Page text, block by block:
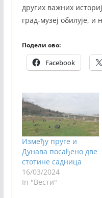
других важних
град-музеј обилује,
Подели ово:
Facebook
Између пруге и
Дунава посађено две
стотине садница
16/03/2024
In "Вести"